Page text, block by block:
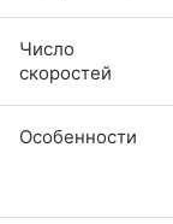
Число
скоростей
Особенности